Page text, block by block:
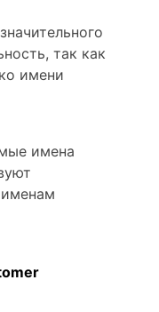
так как
имени
имена